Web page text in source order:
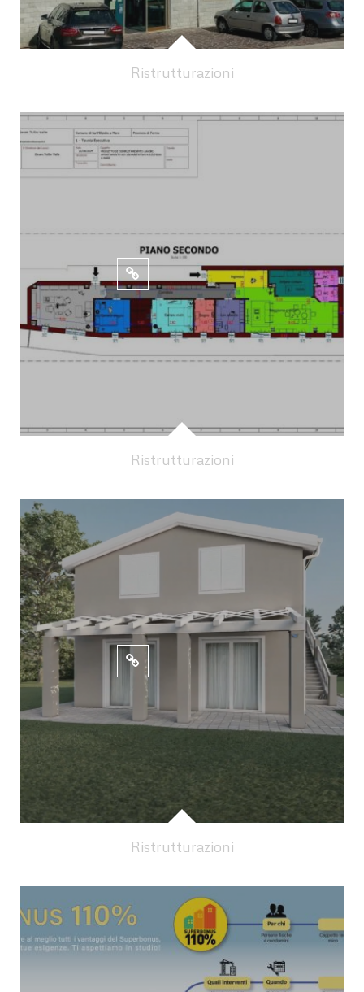
Ristrutturazioni
Ristrutturazioni
Ristrutturazioni